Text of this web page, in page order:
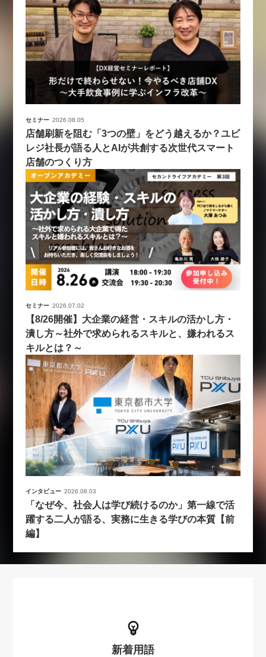
セミナー 2026.08.05
店舗刷新を阻む「3つの壁」をどう越えるか？ユビ
レジ社長が語る人とAIが共創する次世代スマート
店舗のつくり方
セミナー 2026.07.02
【8/26開催】大企業の経営・スキルの活かし方・
潰し方～社外で求められるスキルと、嫌われるス
キルとは？～
インタビュー 2026.08.03
「なぜ今、社会人は学び続けるのか」第一線で活
躍する二人が語る、実務に生きる学びの本質【前
編】
新着用語